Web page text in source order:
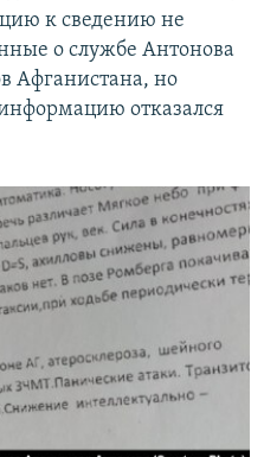
к сведению не
о службе Антонова
Афганистана, но
отказался